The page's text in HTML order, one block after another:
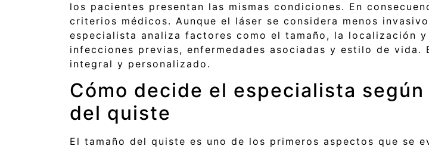
los pacientes presentan las mismas condiciones. En
criterios médicos. Aunque el láser se considera menos
especialista analiza factores como el tamaño, la localización
infecciones previas, enfermedades asociadas y estilo de vida.
integral y personalizado.
Cómo decide el especialista
del quiste
El tamaño del quiste es uno de los primeros aspectos que se